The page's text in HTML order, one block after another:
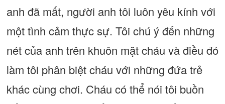
anh đã mất, người anh tôi luôn yêu kính với
một tình cảm thực sự. Tôi chú ý đến những
nét của anh trên khuôn mặt cháu và điều đó
làm tôi phân biệt cháu với những đứa trẻ
khác cùng chơi. Cháu có thể nói tôi buồn